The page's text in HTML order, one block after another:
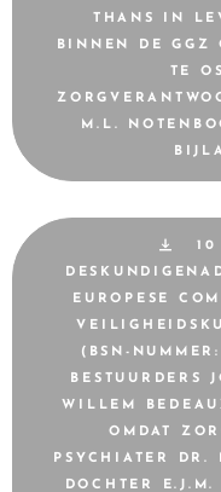
THANS IN
BINNEN DE GGZ
TE
M.L.
10
EUROPESE
(BSN-
BESTUURDERS
WILLEM
OMDAT
PSYCHIATER
DOCHTER